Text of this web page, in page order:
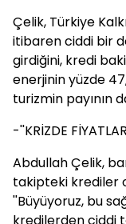
Çelik, Türkiye
itibaren ciddi bir
girdiğini, kredi
enerjinin yüzde
turizmin payının
-''KRİZDE
Abdullah Çelik,
takipteki krediler
''Büyüyoruz, bu